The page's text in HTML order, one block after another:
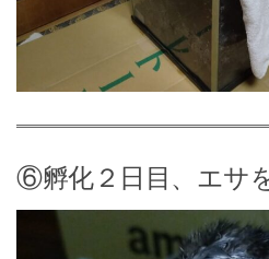
⑥孵化２日目、エサ